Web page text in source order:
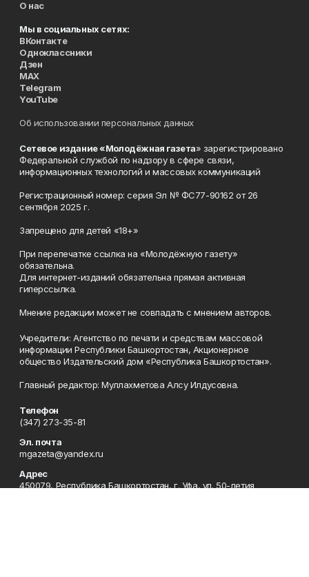
О нас
Мы в социальных сетях:
ВКонтакте
Одноклассники
Дзен
MAX
Telegram
YouTube
Об использовании персональных данных
Сетевое издание «Молодёжная газета» зарегистрировано
Федеральной службой по надзору в сфере связи,
информационных технологий и массовых коммуникаций
Регистрационный номер: серия Эл № ФС77-90162 от 26
сентября 2025 г.
Запрещено для детей «18+»
При перепечатке ссылка на «Молодёжную газету»
обязательна.
Для интернет-изданий обязательна прямая активная
гиперссылка.
Мнение редакции может не совпадать с мнением авторов.
Учредители: Агентство по печати и средствам массовой
информации Республики Башкортостан, Акционерное
общество Издательский дом «Республика Башкортостан».
Главный редактор: Муллахметова Алсу Илдусовна.
Телефон
(347) 273-35-81
Эл. почта
mgazeta@yandex.ru
Адрес
450079, Республика Башкортостан, г. Уфа, ул. 50-летия